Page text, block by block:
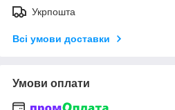
Укрпошта
Всі умови доставки
Умови оплати